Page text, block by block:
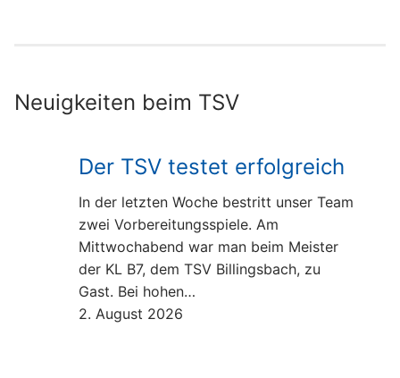
Jedermänner
Kickboxen
Pilates
Step Aerobic
STRONG Nation
Kinderturnen
Leichtathletik
Neuigkeiten beim TSV
Der TSV testet erfolgreich
In der letzten Woche bestritt unser Team
zwei Vorbereitungsspiele. Am
Mittwochabend war man beim Meister
der KL B7, dem TSV Billingsbach, zu
Gast. Bei hohen…
2. August 2026